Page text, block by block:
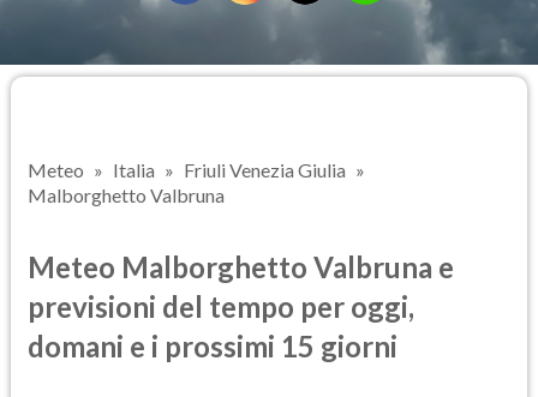
Meteo Italia
Friuli Venezia Giulia
Malborghetto Valbruna
Meteo Malborghetto Valbruna e
previsioni del tempo per oggi,
domani e i prossimi 15 giorni